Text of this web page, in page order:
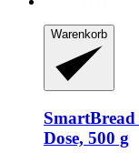
Warenkorb
SmartBread
Dose, 500 g